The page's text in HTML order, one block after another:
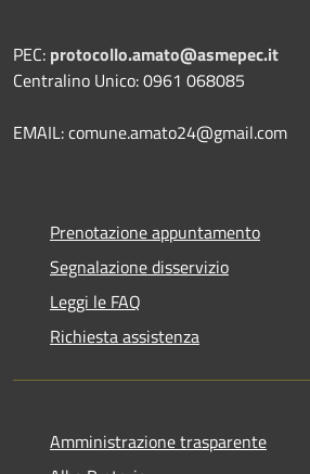
PEC: protocollo.amato@asmepec.it
Centralino Unico: 0961 068085
EMAIL: comune.amato24@gmail.com
Prenotazione appuntamento
Segnalazione disservizio
Leggi le FAQ
Richiesta assistenza
Amministrazione trasparente